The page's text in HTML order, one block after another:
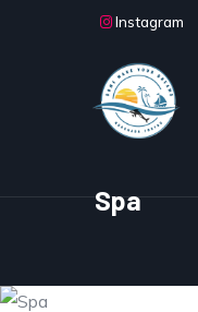
Aller au contenu principal
Instagram
Spa